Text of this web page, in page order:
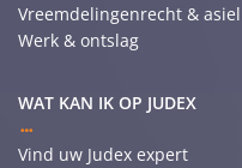
Vreemdelingenrecht & asiel
Werk & ontslag
WAT KAN IK OP JUDEX
Vind uw Judex expert